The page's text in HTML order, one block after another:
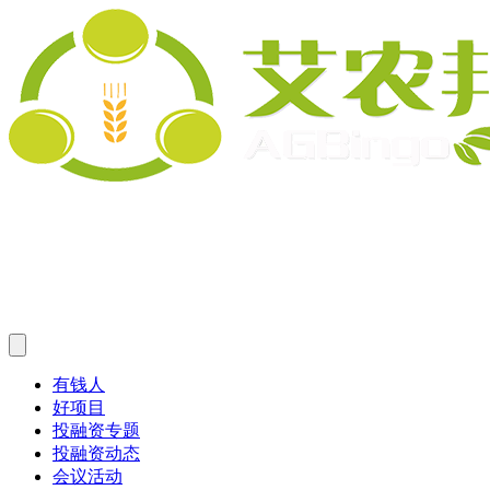
有钱人
好项目
投融资专题
投融资动态
会议活动